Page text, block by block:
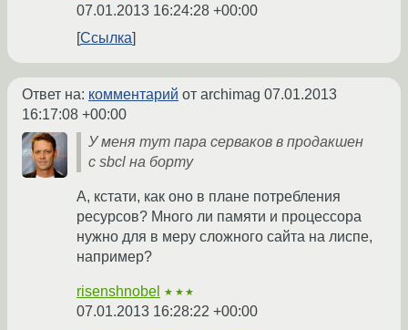
07.01.2013 16:24:28 +00:00
Ссылка
Ответ на: комментарий от archimag 07.01.2013
16:17:08 +00:00
У меня тут пара серваков в продакшен
с sbcl на борту
А, кстати, как оно в плане потребления
ресурсов? Много ли памяти и процессора
нужно для в меру сложного сайта на лиспе,
например?
risenshnobel ★★★
07.01.2013 16:28:22 +00:00